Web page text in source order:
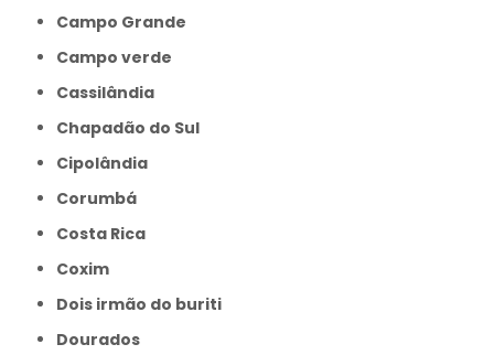
Campo Grande
Campo verde
Cassilândia
Chapadão do Sul
Cipolândia
Corumbá
Costa Rica
Coxim
Dois irmão do buriti
Dourados